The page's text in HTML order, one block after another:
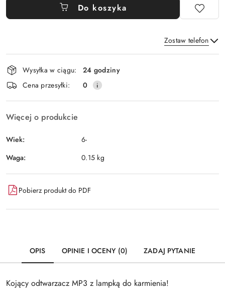
Do koszyka
Zostaw telefon
Wyślij
Dostępność
i
dostawa
Wysyłka w ciągu:
24 godziny
Cena przesyłki:
0
Więcej o produkcie
Wiek:
6-
Waga:
0.15 kg
Pobierz produkt do PDF
OPIS OPINIE I OCENY (0) ZADAJ PYTANIE
Kojący odtwarzacz MP3 z lampką do karmienia!